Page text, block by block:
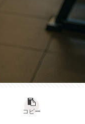
コピー